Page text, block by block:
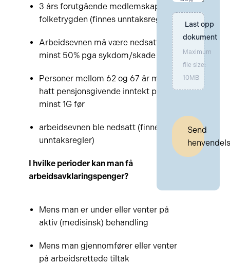
3 års forutgående medlemskap i
folketrygden (finnes unntaksregler)
Arbeidsevnen må være nedsatt med
minst 50% pga sykdom/skade
Personer mellom 62 og 67 år må ha
hatt pensjonsgivende inntekt på
minst 1G før
arbeidsevnen ble nedsatt (finnes
unntaksregler)
I hvilke perioder kan man få
arbeidsavklaringspenger?
Mens man er under eller venter på
aktiv (medisinsk) behandling
Mens man gjennomfører eller venter
på arbeidsrettede tiltak
Last opp
dokument
Maximum
file size:
10MB
Send